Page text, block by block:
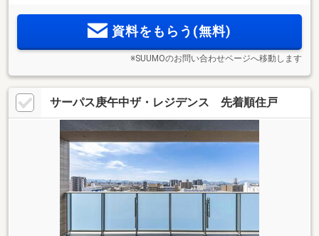
すべての鍵を顔認証で解錠可能な顔認証セキュリティ採用。
充実の設備仕様、全25邸資料をもらう(無料)
※SUUMOのお問い合わせページへ移動します
サーパス庚午中ザ・レジデンス 先着順住戸